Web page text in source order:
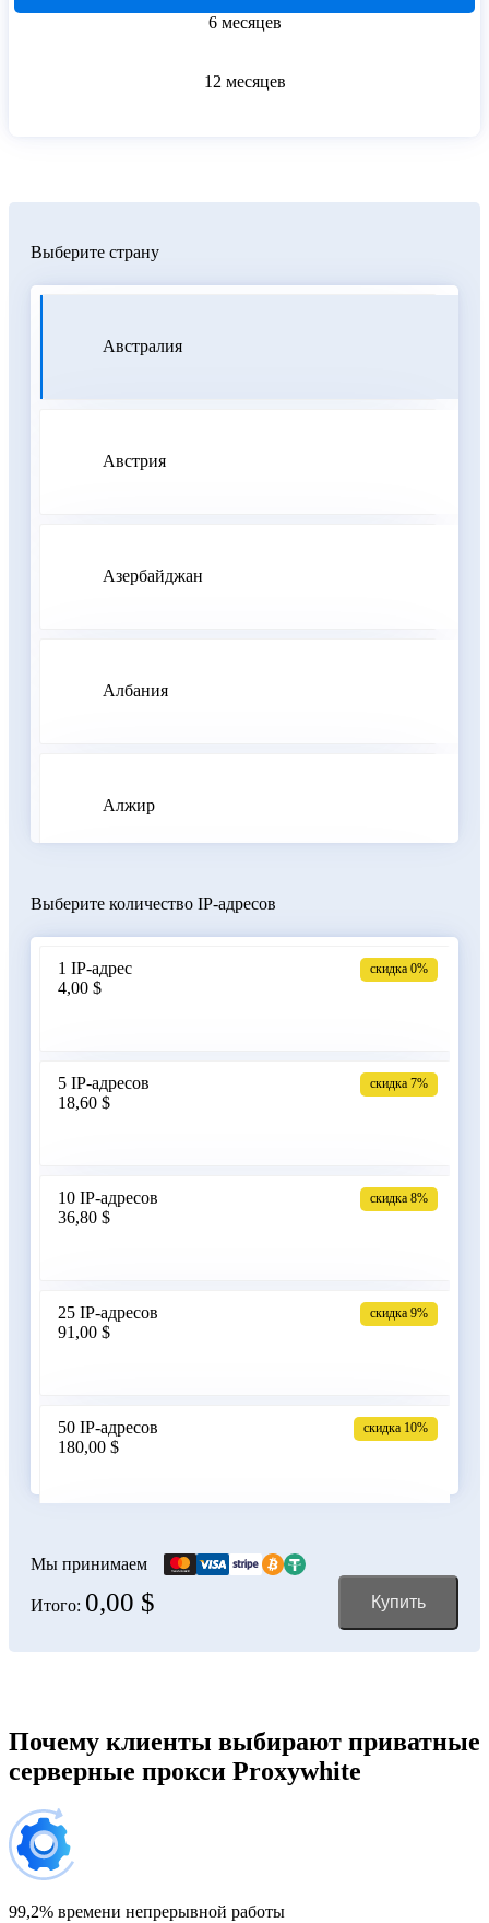
6 месяцев
12 месяцев
Выберите страну
Австралия
Австрия
Азербайджан
Албания
Алжир
Боливия
Выберите количество IP-адресов
1 IP-адрес
4,00 $
скидка 0%
5 IP-адресов
18,60 $
скидка 7%
10 IP-адресов
36,80 $
скидка 8%
25 IP-адресов
91,00 $
скидка 9%
50 IP-адресов
180,00 $
скидка 10%
356,00 $
150 IP-адресов
скидка 12%
200 IP-адресов
696,00 $
1 032,00 $
Мы принимаем
Итого: 0,00 $ Купить
Почему клиенты выбирают приватные
серверные прокси Proxywhite
99,2% времени непрерывной работы